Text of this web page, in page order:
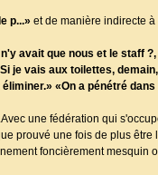
p...» et de manière indirecte
avait que nous et le staff
je vais aux toilettes,
«On a pénétré
une fédération qui
prouvé une fois de plus
foncièrement mesquin